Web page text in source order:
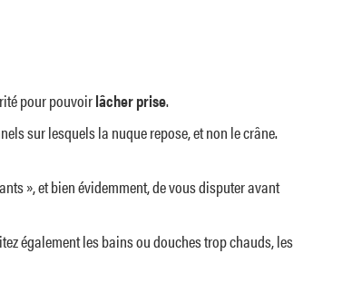
pour pouvoirlâcher prise.
sur lesquels la nuque repose, et non le crâne.
», et bien évidemment, de vous disputer avant
également les bains ou douches trop chauds, les